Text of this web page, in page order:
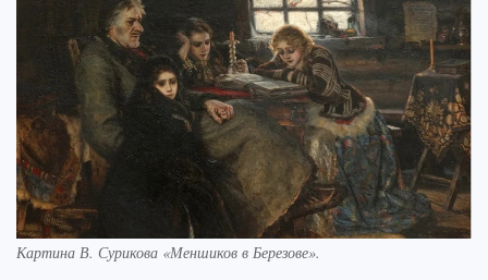
Картина В. Сурикова «Меншиков в Березове».